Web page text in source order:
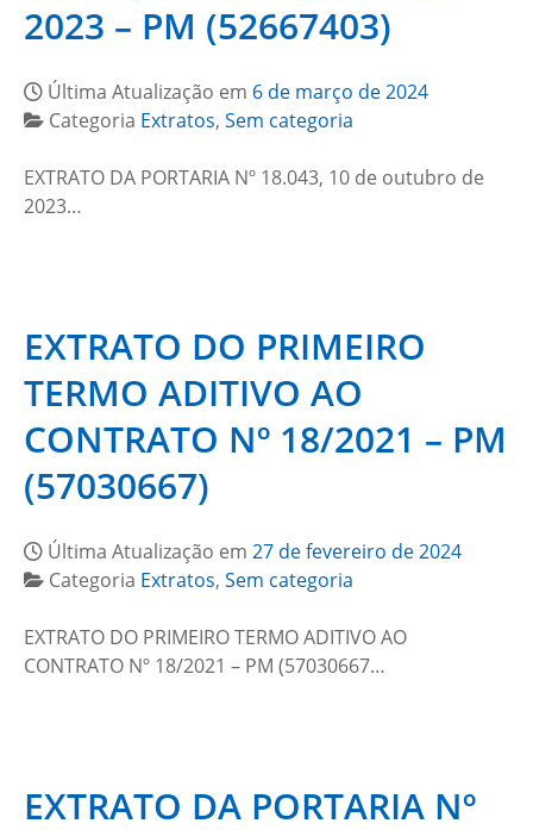
2023 – PM (52667403)
Última Atualização em 6 de março de 2024
Categoria Extratos, Sem categoria
EXTRATO DA PORTARIA Nº 18.043, 10 de outubro de
2023…
EXTRATO DO PRIMEIRO
TERMO ADITIVO AO
CONTRATO Nº 18/2021 – PM
(57030667)
Última Atualização em 27 de fevereiro de 2024
Categoria Extratos, Sem categoria
EXTRATO DO PRIMEIRO TERMO ADITIVO AO
CONTRATO Nº 18/2021 – PM (57030667…
EXTRATO DA PORTARIA Nº